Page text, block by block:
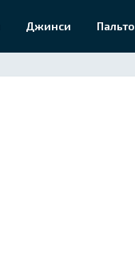
Джинси Пальто